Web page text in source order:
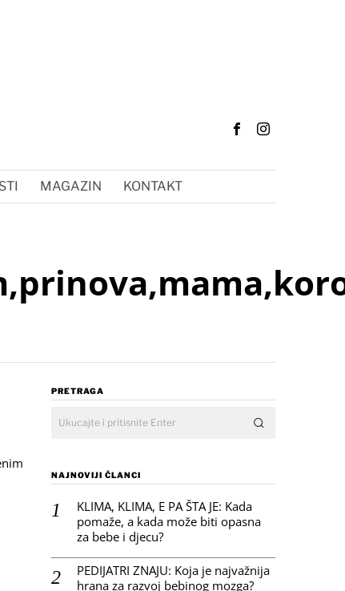
MAGAZIN KONTAKT
PRETRAGA
NAJNOVIJI ČLANCI
KLIMA, KLIMA, E PA ŠTA JE: Kada
pomaže, a kada može biti opasna
za bebe i djecu?
PEDIJATRI ZNAJU: Koja je najvažnija
hrana za razvoj bebinog mozga?